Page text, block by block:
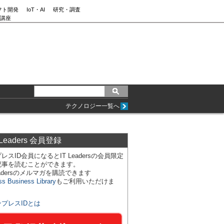
ト開発 IoT・AI
研究・調査
座
テクノロジー一覧へ
会員登録
スID会員になるとIT Leadersの会員限定
を読むことができます。
のメルマガを購読できます
Business Libraryもご利用いただけま
プレスIDとは